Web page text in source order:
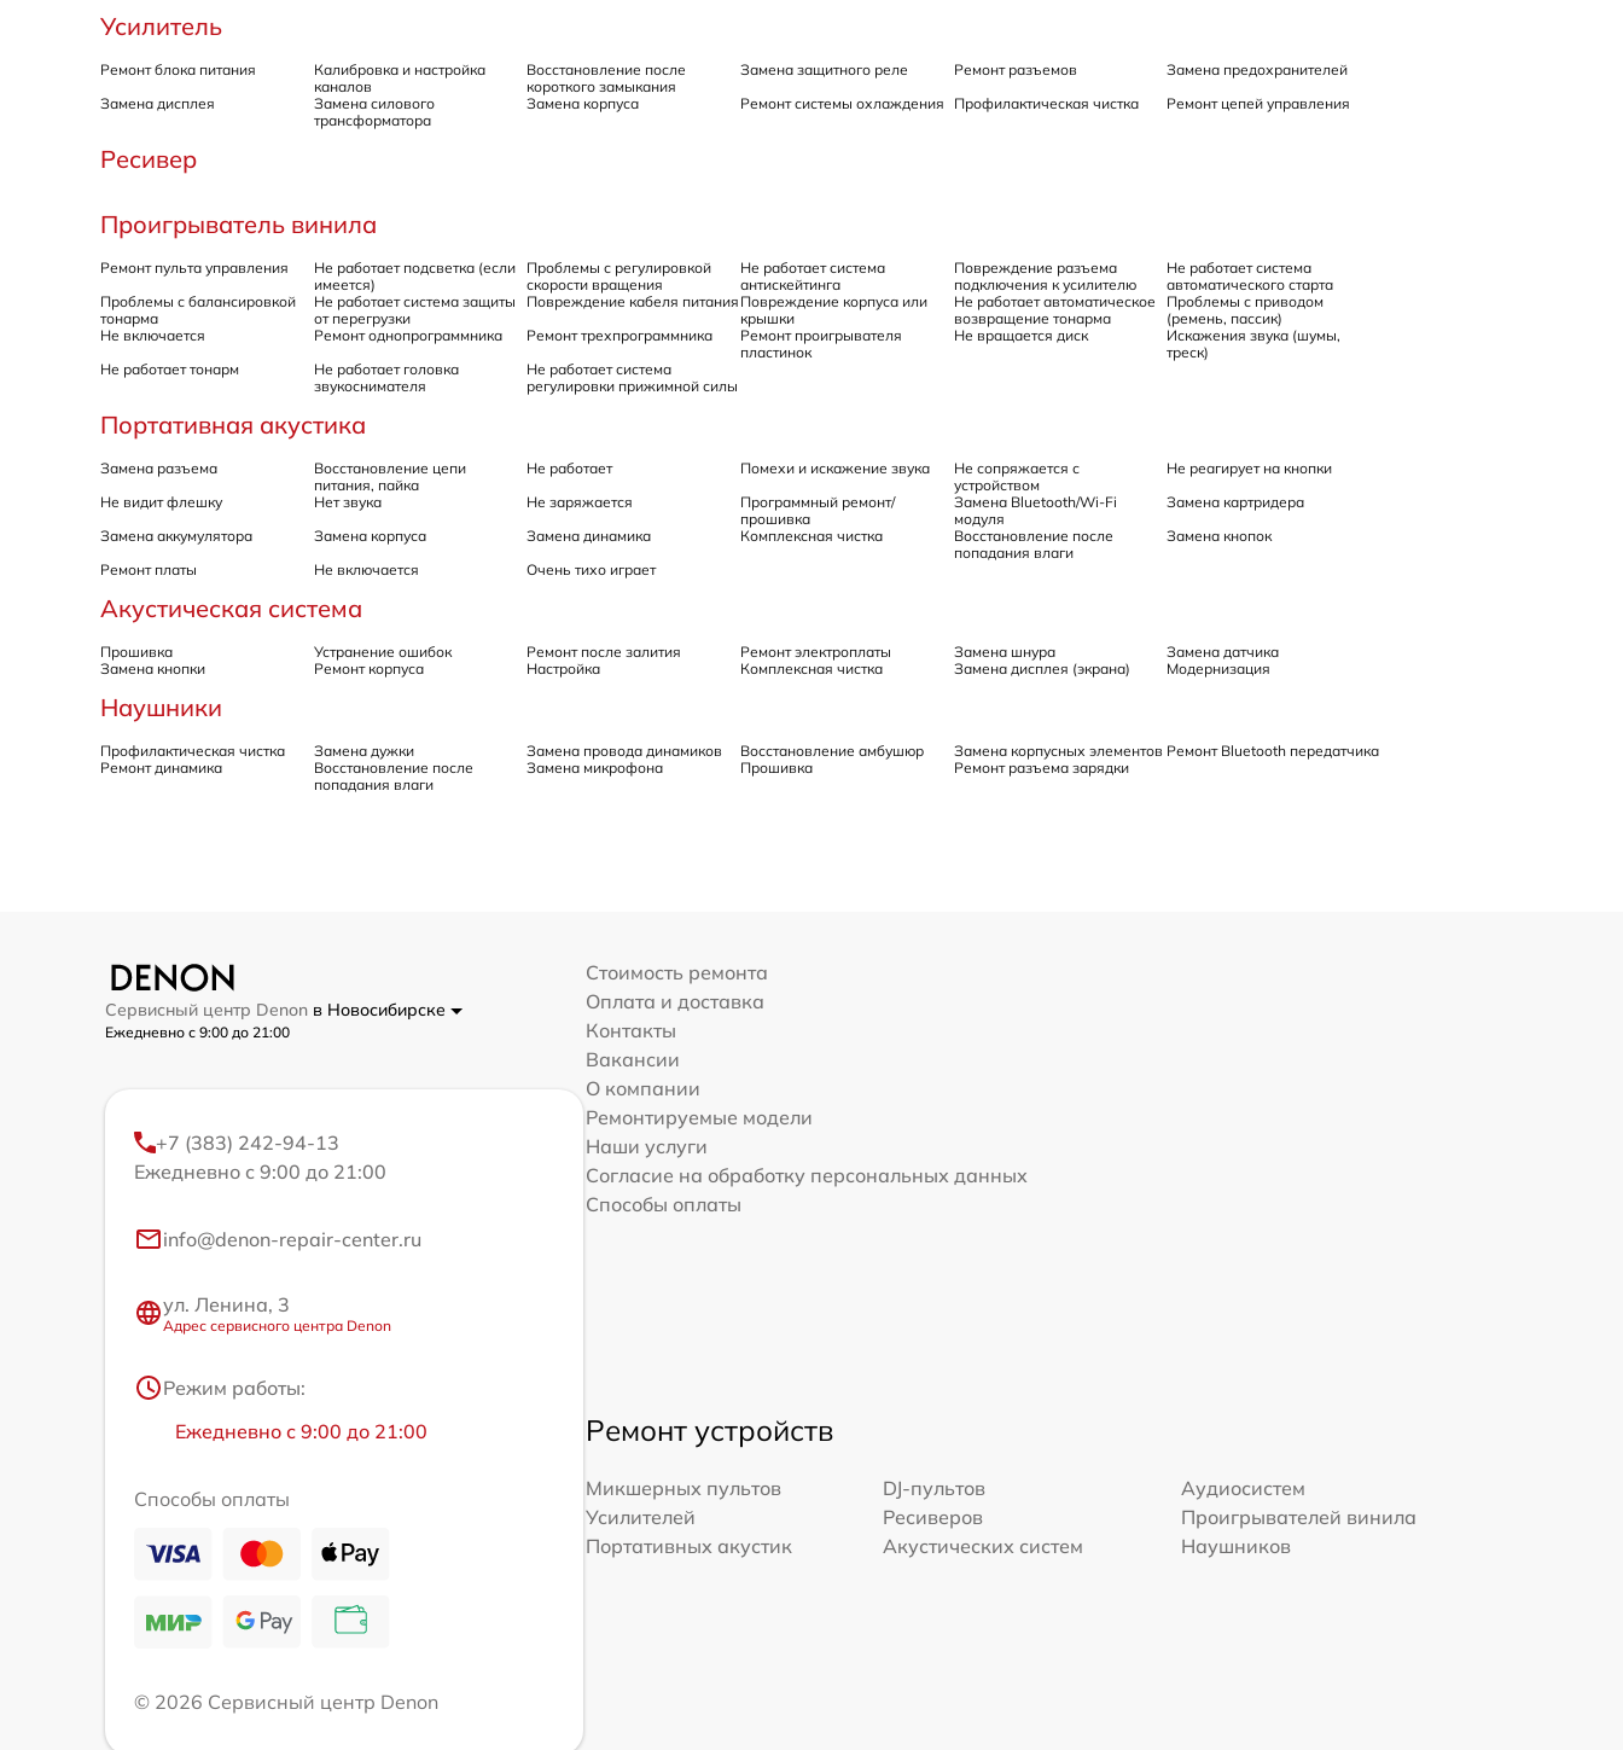
Усилитель
Ремонт блока питания
Калибровка и настройка
каналов
Восстановление после
короткого замыкания
Замена защитного реле Ремонт разъемов
Замена предохранителей
Замена дисплея
Замена силового
трансформатора
Замена корпуса Ремонт системы охлаждения Профилактическая чистка Ремонт цепей управления
Ресивер
Проигрыватель винила
Ремонт пульта управления
Не работает подсветка (если
имеется)
Проблемы с регулировкой
скорости вращения
Не работает система
антискейтинга
Повреждение разъема
подключения к усилителю
Не работает система
автоматического старта
Проблемы с балансировкой
тонарма
Не работает система защиты
от перегрузки
Повреждение кабеля питания Повреждение корпуса или
крышки
Не работает автоматическое
возвращение тонарма
Проблемы с приводом
(ремень, пассик)
Не включается
Ремонт однопрограммника Ремонт трехпрограммника
Ремонт проигрывателя
пластинок
Не вращается диск
Искажения звука (шумы,
треск)
Не работает тонарм
Не работает головка
звукоснимателя
Не работает система
регулировки прижимной силы
Портативная акустика
Замена разъема
Восстановление цепи
питания, пайка
Не работает Помехи и искажение звука
Не сопряжается с
устройством
Не реагирует на кнопки
Не видит флешку
Нет звука Не заряжается
Программный ремонт/
прошивка
Замена Bluetooth/Wi-Fi
модуля
Замена картридера
Замена аккумулятора
Замена корпуса Замена динамика Комплексная чистка
Восстановление после
попадания влаги
Замена кнопок
Ремонт платы
Не включается Очень тихо играет
Акустическая система
Прошивка Устранение ошибок Ремонт после залития Ремонт электроплаты Замена шнура
Замена датчика
Замена кнопки
Ремонт корпуса Настройка Комплексная чистка Замена дисплея (экрана) Модернизация
Наушники
Профилактическая чистка Замена дужки Замена провода динамиков Восстановление амбушюр Замена корпусных элементов Ремонт Bluetooth передатчика
Ремонт динамика
Восстановление после
попадания влаги
Замена микрофона Прошивка Ремонт разъема зарядки
Сервисный центр Denon в Новосибирске
Ежедневно с 9:00 до 21:00
+7 (383) 242-94-13
Ежедневно с 9:00 до 21:00
info@denon-repair-center.ru
ул. Ленина, 3
Адрес сервисного центра Denon
Режим работы:
Ежедневно с 9:00 до 21:00
Способы оплаты
© 2026 Сервисный центр Denon
Стоимость ремонта
Оплата и доставка
Контакты
Вакансии
О компании
Ремонтируемые модели
Наши услуги
Согласие на обработку персональных данных
Способы оплаты
Ремонт устройств
Микшерных пультов DJ-пультов
Аудиосистем
Усилителей
Ресиверов
Проигрывателей винила
Портативных акустик
Акустических систем Наушников